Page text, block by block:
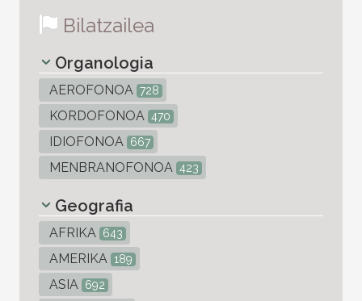
Bilatzailea
Organologia
AEROFONOA 728
KORDOFONOA 470
IDIOFONOA 667
MENBRANOFONOA 423
Geografia
AFRIKA 643
AMERIKA 189
ASIA 692